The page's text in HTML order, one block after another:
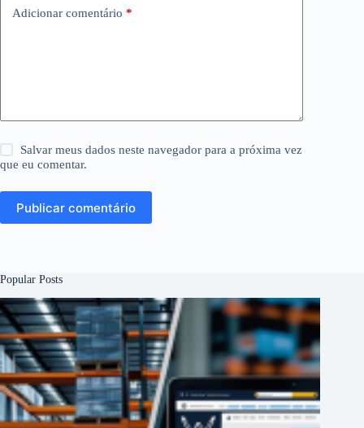
Adicionar comentário *
Salvar meus dados neste navegador para a próxima vez
que eu comentar.
Publicar comentário
Popular Posts